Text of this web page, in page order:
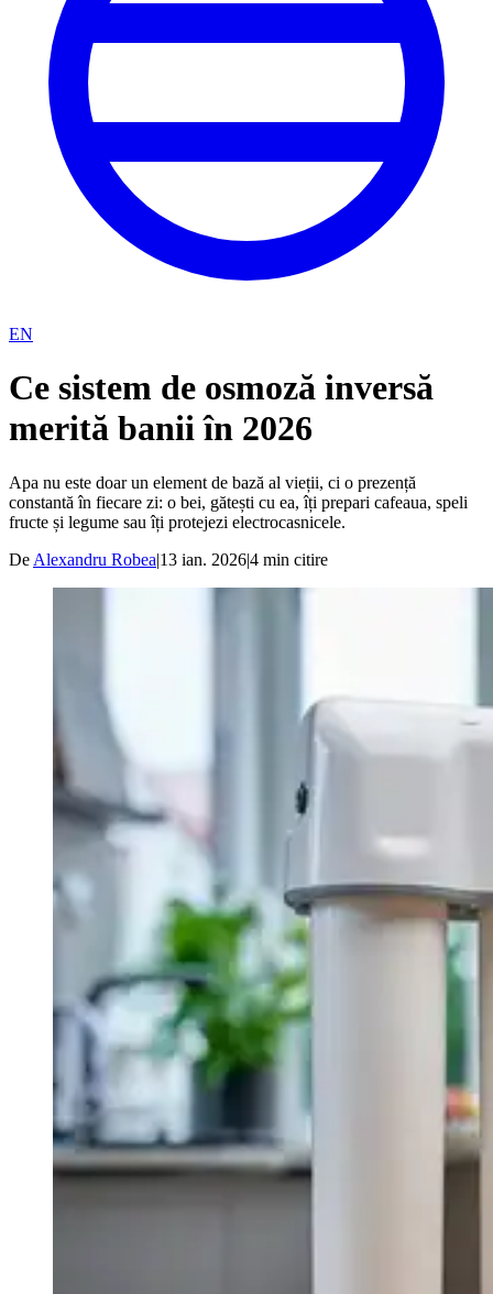
EN
Ce sistem de osmoză inversă
merită banii în 2026
Apa nu este doar un element de bază al vieții, ci o prezență
constantă în fiecare zi: o bei, gătești cu ea, îți prepari cafeaua, speli
fructe și legume sau îți protejezi electrocasnicele.
De Alexandru Robea|13 ian. 2026|4 min citire